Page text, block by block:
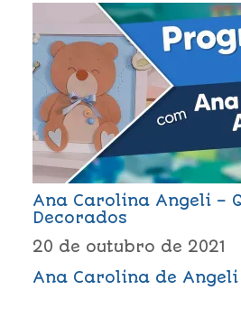
Ana Carolina Angeli –
Decorados
20 de outubro de 2021
Ana Carolina de Angeli